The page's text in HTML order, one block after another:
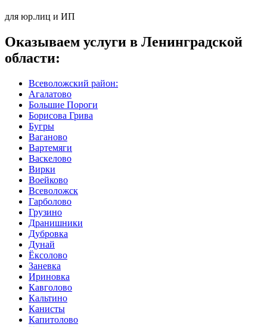
для юр.лиц и ИП
Оказываем услуги в Ленинградской
области:
Всеволожский район:
Агалатово
Большие Пороги
Борисова Грива
Бугры
Ваганово
Вартемяги
Васкелово
Вирки
Воейково
Всеволожск
Гарболово
Грузино
Дранишники
Дубровка
Дунай
Ёксолово
Заневка
Ириновка
Кавголово
Кальтино
Канисты
Капитолово